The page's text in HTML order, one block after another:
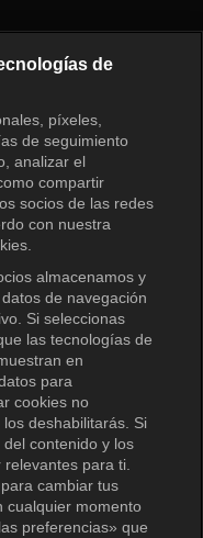
de
píxeles,
de seguimiento
analizar el
compartir
socios de las redes
con nuestra
almacenamos y
de navegación
Si seleccionas
las tecnologías de
en
para
cookies no
deshabilitarás. Si
contenido y los
para ti.
cambiar tus
cualquier momento
preferencias» que